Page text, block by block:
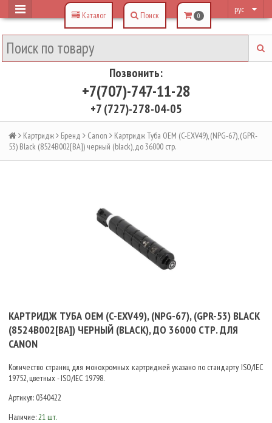
рус
Позвонить:
+7(707)-747-11-28
+7 (727)-278-04-05
Каталог Поиск 0
Картридж Бренд Canon
Картридж Туба OEM (C-EXV49), (NPG-67), (GPR-
53) Black (8524B002[BA]) черный (black), до 36000 стр.
КАРТРИДЖ ТУБА OEM (C-EXV49), (NPG-67), (GPR-53) BLACK
(8524B002[BA]) ЧЕРНЫЙ (BLACK), ДО 36000 СТР. ДЛЯ
CANON
Количество страниц для монохромных картриджей указано по стандарту ISO/IEC
19752, цветных - ISO/IEC 19798.
Артикул: 0340422
Наличие:21 шт.